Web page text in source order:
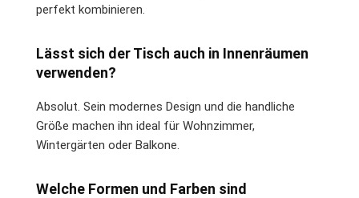
perfekt kombinieren.
Lässt sich der Tisch auch in Innenräumen
verwenden?
Absolut. Sein modernes Design und die handliche
Größe machen ihn ideal für Wohnzimmer,
Wintergärten oder Balkone.
Welche Formen und Farben sind